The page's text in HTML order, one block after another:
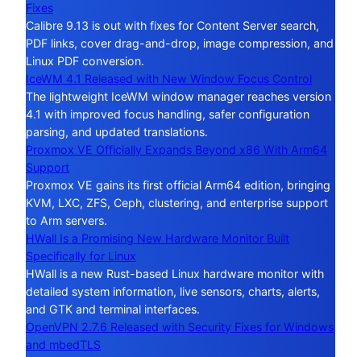
Fixes
Calibre 9.13 is out with fixes for Content Server search,
PDF links, cover drag-and-drop, image compression, and
Linux PDF conversion.
IceWM 4.1 Released with New Window Focus Control
The lightweight IceWM window manager reaches version
4.1 with improved focus handling, safer configuration
parsing, and updated translations.
Proxmox VE Officially Expands Beyond x86 With Arm64
Support
Proxmox VE gains its first official Arm64 edition, bringing
KVM, LXC, ZFS, Ceph, clustering, and enterprise support
to Arm servers.
HWall Is a Promising New Hardware Monitor Built
Specifically for Linux
HWall is a new Rust-based Linux hardware monitor with
detailed system information, live sensors, charts, alerts,
and GTK and terminal interfaces.
OpenVPN 2.7.6 Released with Security Fixes for Windows
and mbedTLS